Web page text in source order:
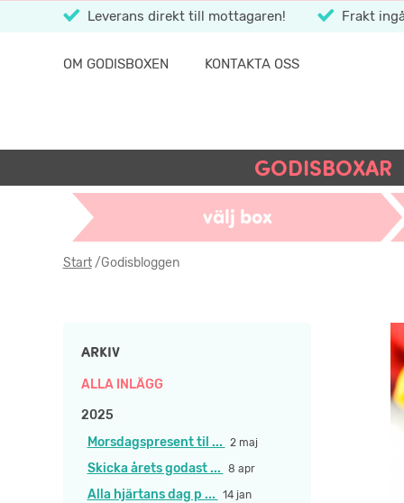
Leverans direkt till mottagaren! Frakt
OM GODISBOXEN KONTAKTA OSS
GODISBOXAR
välj box
Start/Godisbloggen
ARKIV
ALLA INLÄGG
2025
Morsdagspresent til ...
2 maj
Skicka årets godast ... 8 apr
Alla hjärtans dag p ... 14 jan